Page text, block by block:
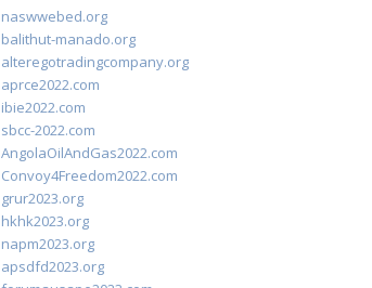
naswwebed.org
balithut-manado.org
alteregotradingcompany.org
aprce2022.com
ibie2022.com
sbcc-2022.com
AngolaOilAndGas2022.com
Convoy4Freedom2022.com
grur2023.org
hkhk2023.org
napm2023.org
apsdfd2023.org